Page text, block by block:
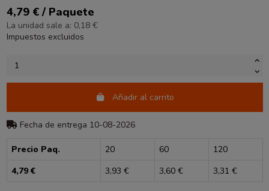
4,79 € / Paquete
La unidad sale a: 0,18 €
Impuestos excluidos
Añadir al carrito
Fecha de entrega 10-08-2026
Precio Paq. 20 60
120
4,79 €
3,93 € 3,60 € 3,31 €